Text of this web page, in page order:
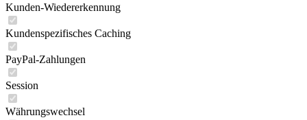
Kunden-Wiedererkennung
Kundenspezifisches Caching
PayPal-Zahlungen
Session
Währungswechsel